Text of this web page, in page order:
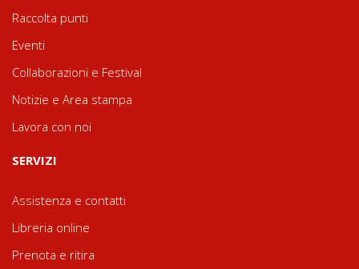
Raccolta punti
Eventi
Collaborazioni e Festival
Notizie e Area stampa
Lavora con noi
SERVIZI
Assistenza e contatti
Libreria online
Prenota e ritira